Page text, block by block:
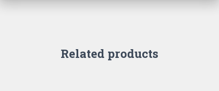
Related products